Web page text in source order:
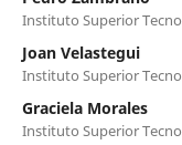
Instituto Superior
Joan Velastegui
Instituto Superior
Graciela Morales
Instituto Superior